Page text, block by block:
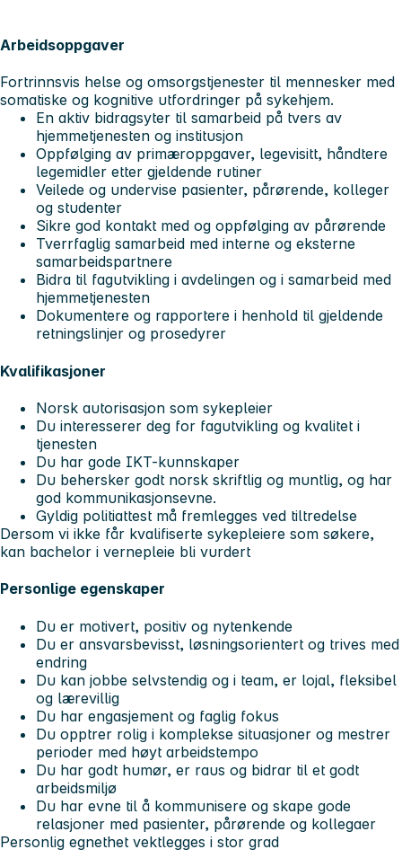
Arbeidsoppgaver
Fortrinnsvis helse og omsorgstjenester til mennesker med
somatiske og kognitive utfordringer på sykehjem.
En aktiv bidragsyter til samarbeid på tvers av
hjemmetjenesten og institusjon
Oppfølging av primæroppgaver, legevisitt, håndtere
legemidler etter gjeldende rutiner
Veilede og undervise pasienter, pårørende, kolleger
og studenter
Sikre god kontakt med og oppfølging av pårørende
Tverrfaglig samarbeid med interne og eksterne
samarbeidspartnere
Bidra til fagutvikling i avdelingen og i samarbeid med
hjemmetjenesten
Dokumentere og rapportere i henhold til gjeldende
retningslinjer og prosedyrer
Kvalifikasjoner
Norsk autorisasjon som sykepleier
Du interesserer deg for fagutvikling og kvalitet i
tjenesten
Du har gode IKT-kunnskaper
Du behersker godt norsk skriftlig og muntlig, og har
god kommunikasjonsevne.
Gyldig politiattest må fremlegges ved tiltredelse
Dersom vi ikke får kvalifiserte sykepleiere som søkere,
kan bachelor i vernepleie bli vurdert
Personlige egenskaper
Du er motivert, positiv og nytenkende
Du er ansvarsbevisst, løsningsorientert og trives med
endring
Du kan jobbe selvstendig og i team, er lojal, fleksibel
og lærevillig
Du har engasjement og faglig fokus
Du opptrer rolig i komplekse situasjoner og mestrer
perioder med høyt arbeidstempo
Du har godt humør, er raus og bidrar til et godt
arbeidsmiljø
Du har evne til å kommunisere og skape gode
relasjoner med pasienter, pårørende og kollegaer
Personlig egnethet vektlegges i stor grad